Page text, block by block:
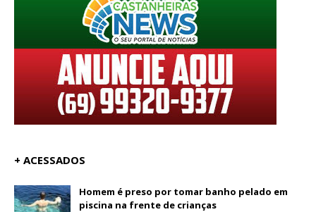
+ ACESSADOS
Homem é preso por tomar banho pelado em
piscina na frente de crianças